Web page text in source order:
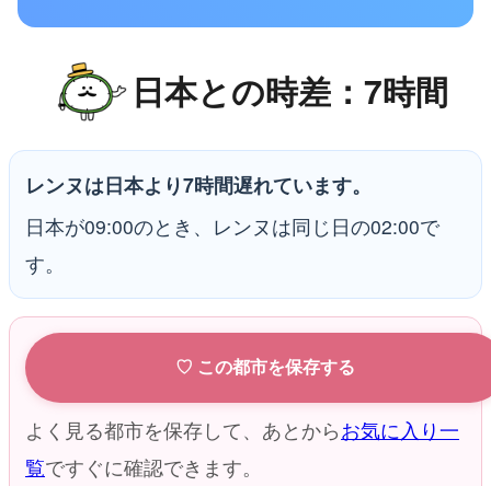
日本との時差：7時間
レンヌは日本より7時間遅れています。
日本が09:00のとき、レンヌは同じ日の02:00で
す。
♡ この都市を保存する
よく見る都市を保存して、あとからお気に入り一
覧ですぐに確認できます。